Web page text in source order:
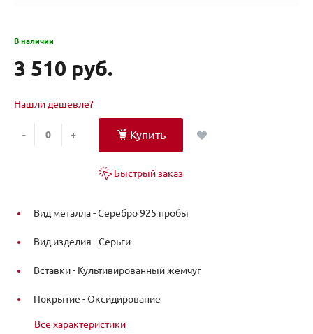
В наличии
3 510 руб.
Нашли дешевле?
- + Купить
Быстрый заказ
Вид металла -Серебро 925 пробы
Вид изделия -Серьги
Вставки - Культивированный жемчуг
Покрытие -Оксидирование
Все характеристики